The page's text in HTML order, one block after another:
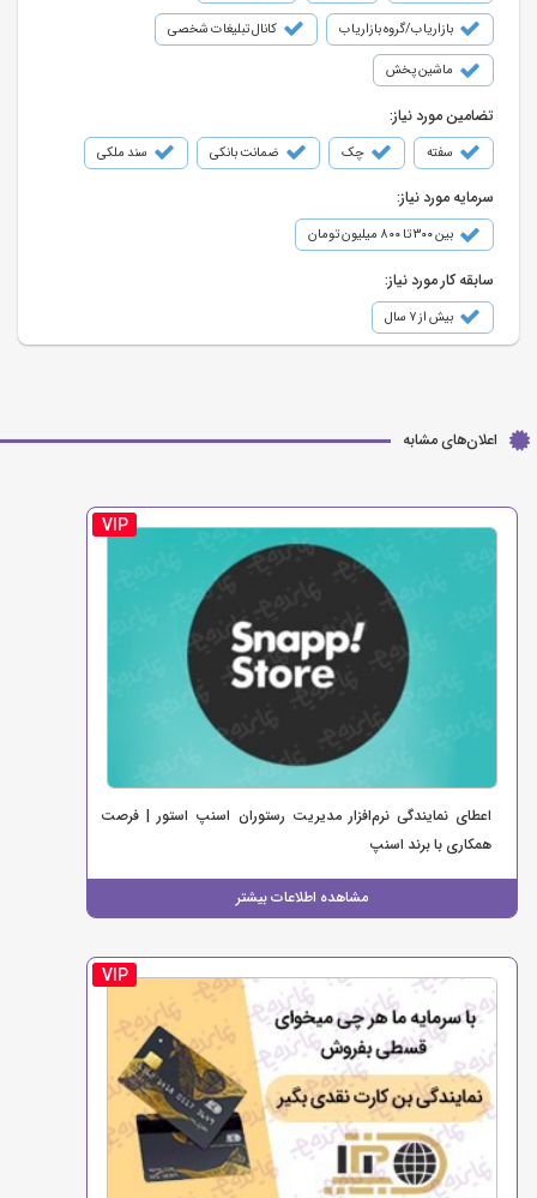
بازاریاب/گروه بازاریاب کانال تبلیغات شخصی
ماشین پخش
تضامین مورد نیاز:
سفته چک ضمانت بانکی سند ملکی
سرمایه مورد نیاز:
بین ۳۰۰ تا ۸۰۰ میلیون تومان
سابقه کار مورد نیاز:
بیش از ۷ سال
اعلان‌های مشابه
VIP
اعطای نمایندگی نرم‌افزار مدیریت رستوران اسنپ استور | فرصت
همکاری با برند اسنپ
مشاهده اطلاعات بیشتر
VIP